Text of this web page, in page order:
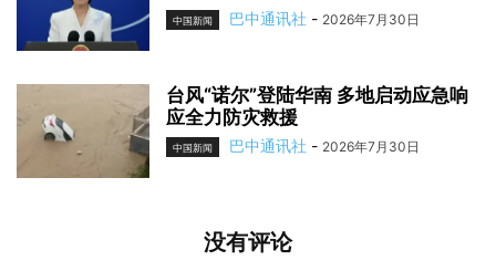
中国新闻 巴中通讯社 - 2026年7月30日
台风“诺尔”登陆华南 多地启动应急响
应全力防灾救援
中国新闻 巴中通讯社 - 2026年7月30日
没有评论